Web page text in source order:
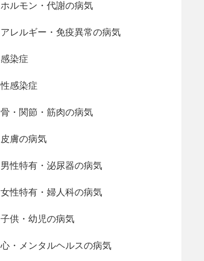
ホルモン・代謝の病気
アレルギー・免疫異常の病気
感染症
性感染症
骨・関節・筋肉の病気
皮膚の病気
男性特有・泌尿器の病気
女性特有・婦人科の病気
子供・幼児の病気
心・メンタルヘルスの病気